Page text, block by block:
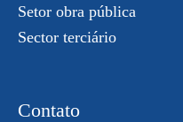
Setor obra pública
Sector terciário
Contato